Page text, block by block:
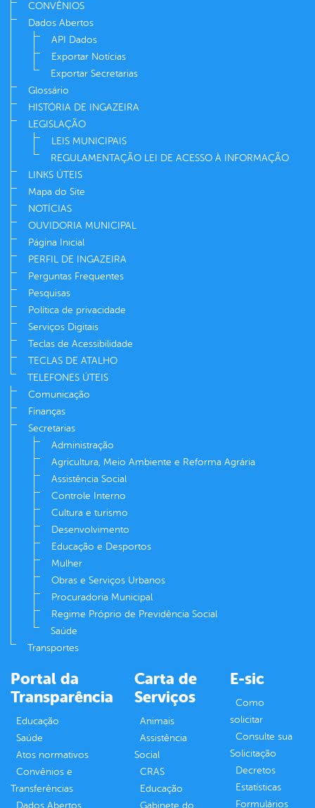
CONVÊNIOS
Dados Abertos
API Dados
Exportar Notícias
Exportar Secretarias
Glossário
HISTÓRIA DE INGAZEIRA
LEGISLAÇÃO
LEIS MUNICIPAIS
REGULAMENTAÇÃO LEI DE ACESSO À INFORMAÇÃO
LINKS ÚTEIS
Mapa do Site
NOTÍCIAS
OUVIDORIA MUNICIPAL
Página Inicial
PERFIL DE INGAZEIRA
Perguntas Frequentes
Pesquisas
Política de privacidade
Serviços Digitais
Teclas de Acessibilidade
TECLAS DE ATALHO
TELEFONES ÚTEIS
Comunicação
Finanças
Secretarias
Administração
Agricultura, Meio Ambiente e Reforma Agrária
Assistência Social
Controle Interno
Cultura e turismo
Desenvolvimento
Educação e Desportos
Mulher
Obras e Serviços Urbanos
Procuradoria Municipal
Regime Próprio de Previdência Social
Saúde
Transportes
Portal da
Transparência
Educação
Saúde
Atos normativos
Convênios e
Transferências
Dados Abertos
Carta de
Serviços
Animais
Assistência
Social
CRAS
Educação
Gabinete do
E-sic
Como
solicitar
Consulte sua
Solicitação
Decretos
Estatísticas
Formulários